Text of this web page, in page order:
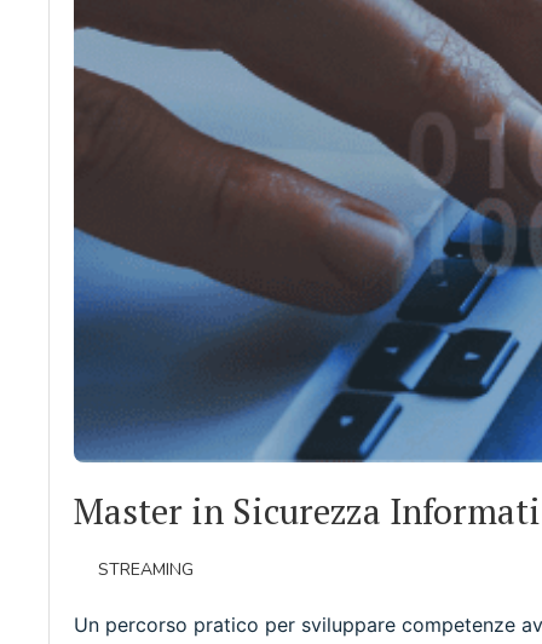
Master in Sicurezza
STREAMING
Un percorso pratico per sviluppare competenze